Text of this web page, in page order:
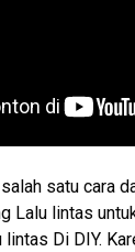
satu cara
Lalu lintas
Di DIY.